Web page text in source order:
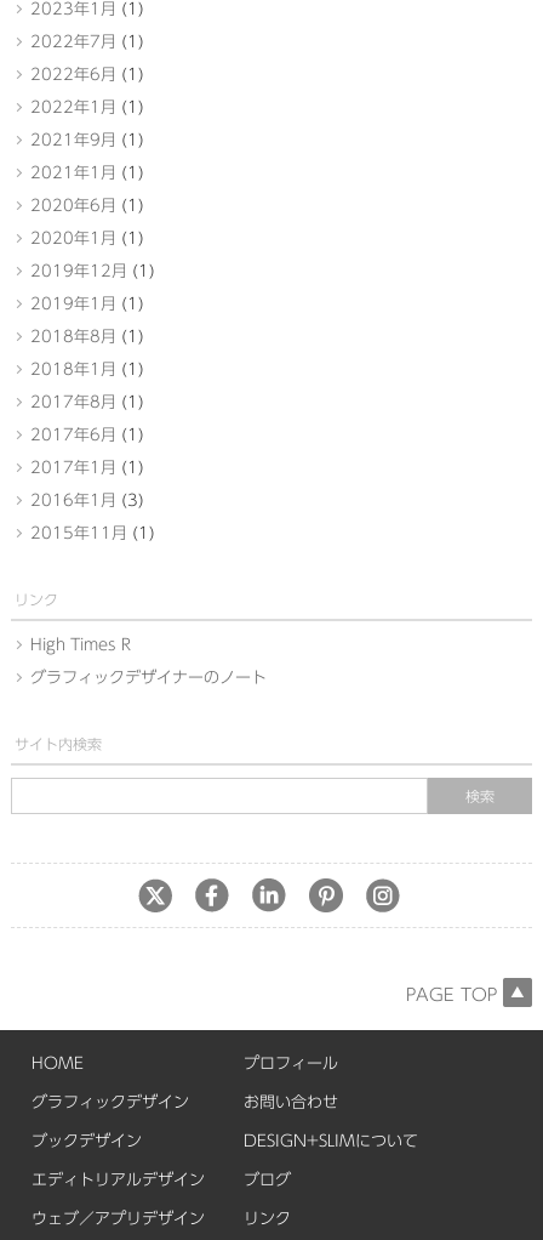
2023年1月 (1)
2022年7月 (1)
2022年6月 (1)
2022年1月 (1)
2021年9月 (1)
2021年1月 (1)
2020年6月 (1)
2020年1月 (1)
2019年12月 (1)
2019年1月 (1)
2018年8月 (1)
2018年1月 (1)
2017年8月 (1)
2017年6月 (1)
2017年1月 (1)
2016年1月 (3)
2015年11月 (1)
リンク
High Times R
グラフィックデザイナーのノート
サイト内検索
PAGE TOP
HOME
グラフィックデザイン
ブックデザイン
エディトリアルデザイン
ウェブ／アプリデザイン
プロフィール
お問い合わせ
DESIGN+SLIMについて
ブログ
リンク